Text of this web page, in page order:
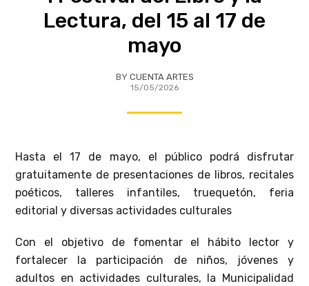
Lectura, del 15 al 17 de
mayo
BY CUENTA ARTES
15/05/2026
Hasta el 17 de mayo, el público podrá disfrutar
gratuitamente de presentaciones de libros, recitales
poéticos, talleres infantiles, truequetón, feria
editorial y diversas actividades culturales
Con el objetivo de fomentar el hábito lector y
fortalecer la participación de niños, jóvenes y
adultos en actividades culturales, la Municipalidad